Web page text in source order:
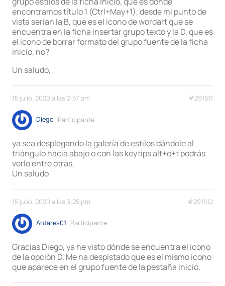
encontramos título 1 (Ctrl+May+1), desde mi punto de
vista serían la B, que es el icono de wordart que se
encuentra en la ficha insertar grupo texto y la D, que es
el icono de borrar formato del grupo fuente de la ficha
inicio, no?
Un saludo,
15 julio, 2020 a las 2:57 pm #291511
Diego Participante
ya sea desplegando la galería de estilos dándole al
triángulo hacia abajo o con las keytips alt+o+t podrás
verlo entre otras.
Un saludo
15 julio, 2020 a las 3:25 pm #291512
Antares01 Participante
Gracias Diego, ya he visto dónde se encuentra el icono
de la opción D. Me ha despistado que es el mismo icono
que aparece en el grupo fuente de la pestaña inicio.